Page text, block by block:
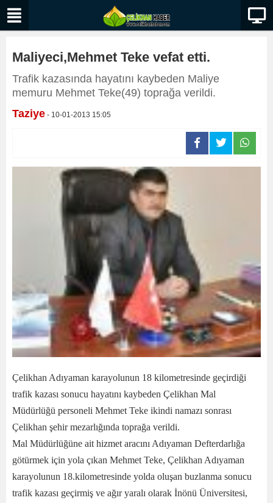
Maliyeci,Mehmet Teke vefat etti.
Trafik kazasında hayatını kaybeden Maliye
memuru Mehmet Teke(49) toprağa verildi.
Taziye - 10-01-2013 15:05
Çelikhan Adıyaman karayolunun 18 kilometresinde geçirdiği
trafik kazası sonucu hayatını kaybeden Çelikhan Mal
Müdürlüğü personeli Mehmet Teke ikindi namazı sonrası
Çelikhan şehir mezarlığında toprağa verildi.
Mal Müdürlüğüne ait hizmet aracını Adıyaman Defterdarlığa
götürmek için yola çıkan Mehmet Teke, Çelikhan Adıyaman
karayolunun 18.kilometresinde yolda oluşan buzlanma sonucu
trafik kazası geçirmiş ve ağır yaralı olarak İnönü Üniversitesi,